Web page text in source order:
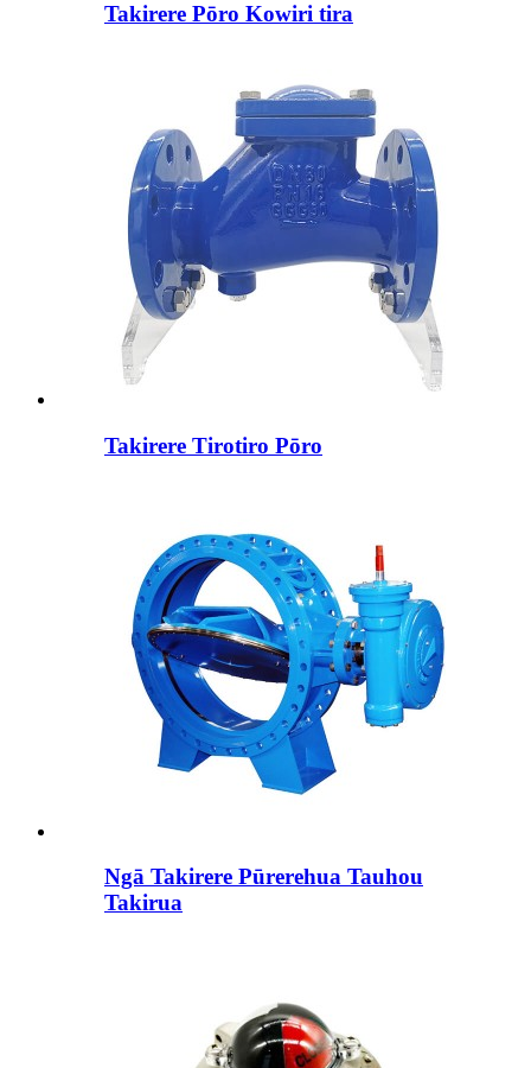
Takirere Pōro Kowiri tira
Takirere Tirotiro Pōro
Ngā Takirere Pūrerehua Tauhou
Takirua